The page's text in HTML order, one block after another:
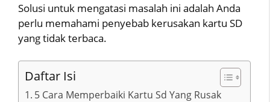
Solusi untuk mengatasi masalah ini adalah Anda
perlu memahami penyebab kerusakan kartu SD
yang tidak terbaca.
Daftar Isi
5 Cara Memperbaiki Kartu Sd Yang Rusak